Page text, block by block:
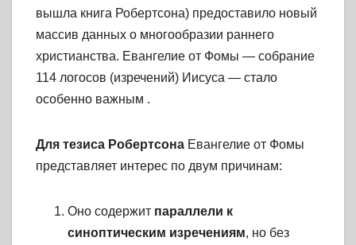
вышла книга Робертсона) предоставило новый
массив данных о многообразии раннего
христианства. Евангелие от Фомы — собрание
114 логосов (изречений) Иисуса — стало
особенно важным .
Для тезиса Робертсона Евангелие от Фомы
представляет интерес по двум причинам:
Оно содержит параллели к
синоптическим изречениям, но без